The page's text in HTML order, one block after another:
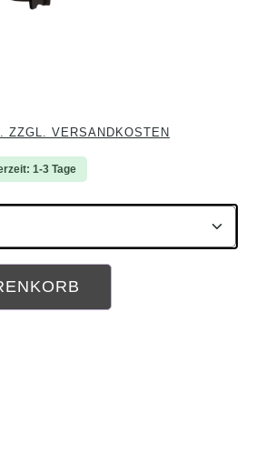
ZZGL. VERSANDKOSTEN
1-3 Tage
den gewünschten Wert ein